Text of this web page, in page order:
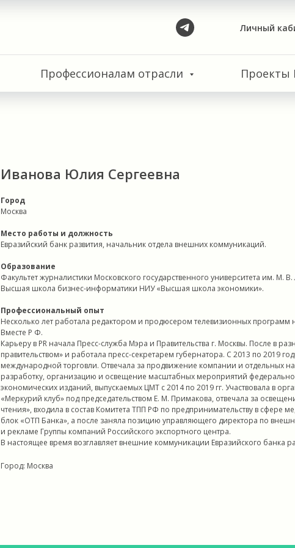
Личный
Профессионалам отрасли Проекты
Иванова Юлия Сергеевна
Город
Москва
Место работы и должность
Евразийский банк развития, начальник отдела внешних коммуникаций.
Образование
Факультет журналистики Московского государственного университета им. М.
Высшая школа бизнес-информатики НИУ «Высшая школа экономики».
Профессиональный опыт
Несколько лет работала редактором и продюсером телевизионных программ
Вместе Р Ф.
Карьеру в PR начала Пресс-служба Мэра и Правительства г. Москвы. После в
правительством» и работала пресс-секретарем губернатора. С 2013 по 2019
международной торговли. Отвечала за продвижение компании и отдельных
разработку, организацию и освещение масштабных мероприятий
экономических изданий, выпускаемых ЦМТ с 2014 по 2019 гг. Участвовала в
«Меркурий клуб» под председательством Е. М. Примакова, отвечала за
чтения», входила в состав Комитета ТПП РФ по предпринимательству в сфере
блок «ОТП Банка», а после заняла позицию управляющего директора по
и рекламе Группы компаний Российского экспортного центра.
В настоящее время возглавляет внешние коммуникации Евразийского банка
Город: Москва